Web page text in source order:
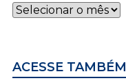
Notícias
por
ACESSE TAMBÉM